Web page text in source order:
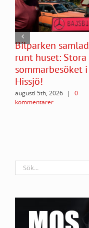
Bilparken samlad
runt huset: Stora
sommarbesöket i
Hissjö!
augusti 5th, 2026 |
0
kommentarer
Sök
efter: